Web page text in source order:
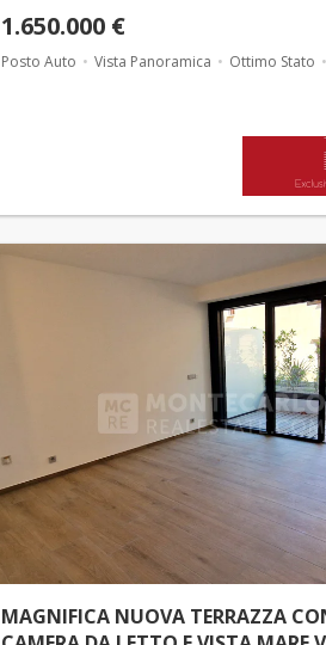
1.650.000 €
Posto Auto Vista Panoramica Ottimo Stato
MAGNIFICA NUOVA TERRAZZA